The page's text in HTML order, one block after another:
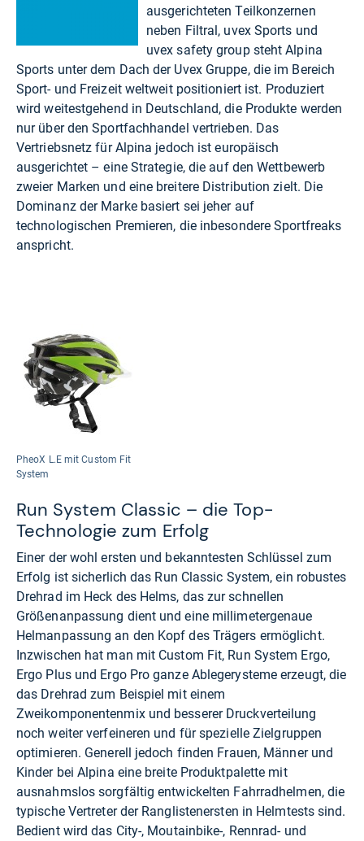
ausgerichteten Teilkonzernen
neben Filtral, uvex Sports und
uvex safety group steht Alpina
Sports unter dem Dach der Uvex Gruppe, die im Bereich
Sport- und Freizeit weltweit positioniert ist. Produziert
wird weitestgehend in Deutschland, die Produkte werden
nur über den Sportfachhandel vertrieben. Das
Vertriebsnetz für Alpina jedoch ist europäisch
ausgerichtet – eine Strategie, die auf den Wettbewerb
zweier Marken und eine breitere Distribution zielt. Die
Dominanz der Marke basiert sei jeher auf
technologischen Premieren, die inbesondere Sportfreaks
anspricht.
PheoX L.E mit Custom Fit
System
Run System Classic – die Top-
Technologie zum Erfolg
Einer der wohl ersten und bekanntesten Schlüssel zum
Erfolg ist sicherlich das Run Classic System, ein robustes
Drehrad im Heck des Helms, das zur schnellen
Größenanpassung dient und eine millimetergenaue
Helmanpassung an den Kopf des Trägers ermöglicht.
Inzwischen hat man mit Custom Fit, Run System Ergo,
Ergo Plus und Ergo Pro ganze Ablegerysteme erzeugt, die
das Drehrad zum Beispiel mit einem
Zweikomponentenmix und besserer Druckverteilung
noch weiter verfeineren und für spezielle Zielgruppen
optimieren. Generell jedoch finden Frauen, Männer und
Kinder bei Alpina eine breite Produktpalette mit
ausnahmslos sorgfältig entwickelten Fahrradhelmen, die
typische Vertreter der Ranglistenersten in Helmtests sind.
Bedient wird das City-, Moutainbike-, Rennrad- und